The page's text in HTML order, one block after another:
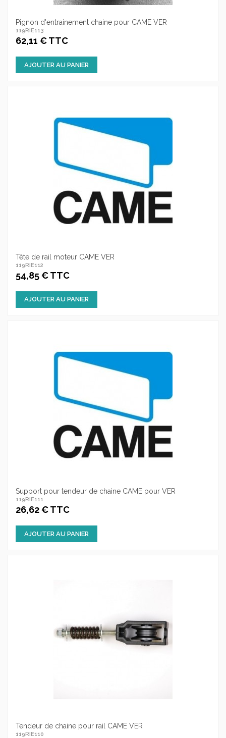
Pignon d'entrainement chaine pour CAME VER
119RIE113
62,11 € TTC
AJOUTER AU PANIER
Tête de rail moteur CAME VER
119RIE112
54,85 € TTC
AJOUTER AU PANIER
Support pour tendeur de chaine CAME pour VER
119RIE111
26,62 € TTC
AJOUTER AU PANIER
Tendeur de chaine pour rail CAME VER
119RIE110